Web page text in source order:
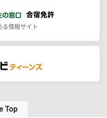
る情報サイト
Top